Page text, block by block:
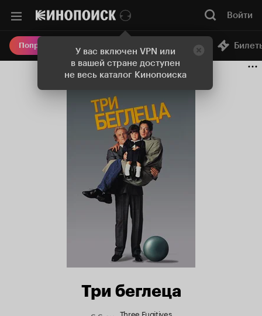
У вас включен VPN или
в вашей стране доступен
не весь каталог Кинопоиска
Войти
Попробовать Плюс Онлайн-кинотеатр
Три беглеца
Three Fugitives